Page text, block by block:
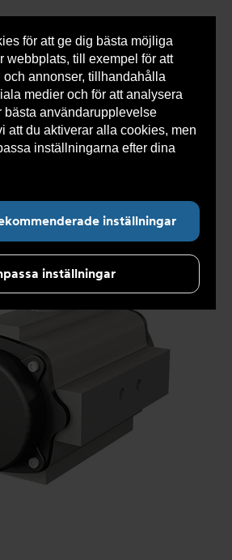
för att ge dig bästa möjliga
webbplats, till exempel för att
annonser, tillhandahålla
medier och för att analysera
bästa användarupplevelse
att du aktiverar alla cookies, men
inställningarna efter dina
inställningar
inställningar
0 varorSnabborder
>
Automatisering och
manöverdon >
Rack and
manöverdon AT 3831-
>
AT 3831-1200